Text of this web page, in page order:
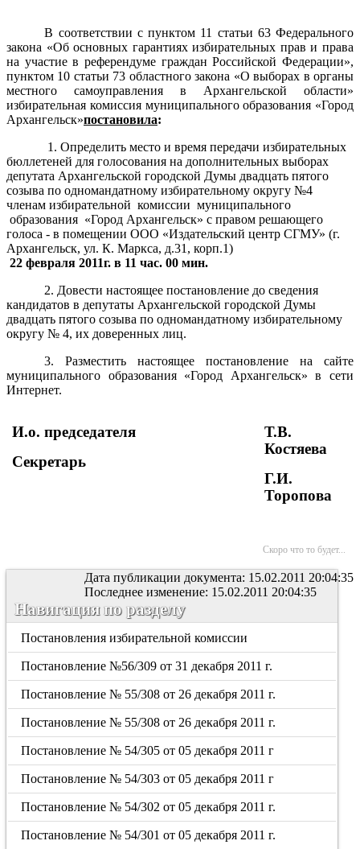
В соответствии с пунктом 11 статьи 63 Федерального
закона «Об основных гарантиях избирательных прав и права
на участие в референдуме граждан Российской Федерации»,
пунктом 10 статьи 73 областного закона «О выборах в органы
местного самоуправления в Архангельской области»
избирательная комиссия муниципального образования «Город
Архангельск»постановила:
1. Определить место и время передачи избирательных
бюллетеней для голосования на дополнительных выборах
депутата Архангельской городской Думы двадцать пятого
созыва по одномандатному избирательному округу №4
членам избирательной комиссии муниципального
образования «Город Архангельск» с правом решающего
голоса - в помещении ООО «Издательский центр СГМУ» (г.
Архангельск, ул. К. Маркса, д.31, корп.1)
22 февраля 2011г. в 11 час. 00 мин.
2. Довести настоящее постановление до сведения
кандидатов в депутаты Архангельской городской Думы
двадцать пятого созыва по одномандатному избирательному
округу № 4, их доверенных лиц.
3.Разместить настоящее постановление на сайте
муниципального образования «Город Архангельск» в сети
Интернет.
И.о. председателя
Секретарь
Т.В.
Костяева
Г.И.
Торопова
Скоро что то будет...
Дата публикации документа: 15.02.2011 20:04:35
Последнее изменение: 15.02.2011 20:04:35
Навигация по разделу
Постановления избирательной комиссии
Постановление №56/309 от 31 декабря 2011 г.
Постановление № 55/308 от 26 декабря 2011 г.
Постановление № 55/308 от 26 декабря 2011 г.
Постановление № 54/305 от 05 декабря 2011 г
Постановление № 54/303 от 05 декабря 2011 г
Постановление № 54/302 от 05 декабря 2011 г.
Постановление № 54/301 от 05 декабря 2011 г.